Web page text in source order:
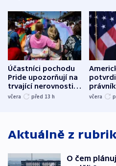
Účastníci pochodu
Pride upozorňují na
trvající nerovnosti i
společenskou
včera před 13 h včera
Aktuálně z
O čem